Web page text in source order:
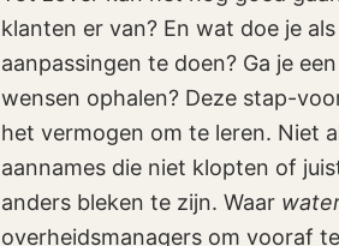
klanten er van? En wat doe je
aanpassingen te doen? Ga je
wensen ophalen? Deze stap-
het vermogen om te leren. Niet
aannames die niet klopten of
anders bleken te zijn. Waar
overheidsmanagers om vooraf